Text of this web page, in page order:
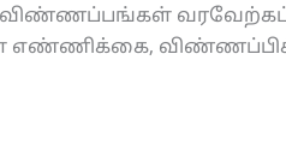
விண்ணப்பங்கள்
எண்ணிக்கை,